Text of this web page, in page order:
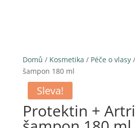
Domů / Kosmetika / Péče o vlasy/
šampon 180 ml
Sleva!
Protektin +